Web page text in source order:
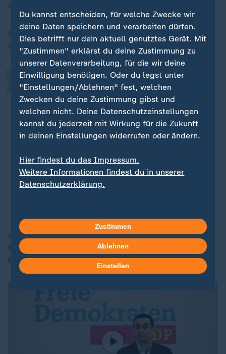
der "Welt".
Inzwischen hat die FDP dieses Zitat von ihrem Ex-
Generalsekretär veröffentlicht:
Ich habe unwissentlich falsch über
ein internes Dokument informiert.
Dies war nicht meine Absicht, da ich
selbst keine Kenntnis von diesem
Papier hatte. Weder von der
Erstellung, noch von der inhaltlichen
Ausrichtung. Dafür entschuldige ich
mich.
„
Auch der FDP-Bundesgeschäftsführer Carsten
Reymann gibt sein Amt auf, wie die FDP am Freitag
bekanntgab.
Du kannst entscheiden, für welche Zwecke wir
deine Daten speichern und verarbeiten dürfen.
Dies betrifft nur dein aktuell genutztes Gerät. Mit
"Zustimmen" erklärst du deine Zustimmung zu
unserer Datenverarbeitung, für die wir deine
Einwilligung benötigen. Oder du legst unter
"Einstellungen/Ablehnen" fest, welchen
Zwecken du deine Zustimmung gibst und
welchen nicht. Deine Datenschutzeinstellungen
kannst du jederzeit mit Wirkung für die Zukunft
in deinen Einstellungen widerrufen oder ändern.
Hier findest du das Impressum.
Weitere Informationen findest du in unserer
Datenschutzerklärung.
Zustimmen
Ablehnen
Einstellen